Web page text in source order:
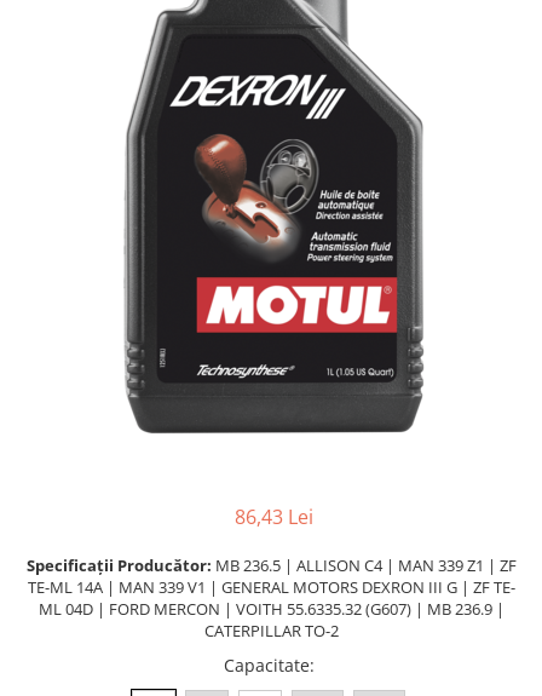
Lichide Întreținere
Lichide Întreținere Autoturisme
Lichide Întreținere Camioane
Lichide Întreținere Motociclete
Lichide Întreținere Utilaje
86,43 Lei
Specificații Producător: MB 236.5 | ALLISON C4 | MAN 339 Z1 | ZF
TE-ML 14A | MAN 339 V1 | GENERAL MOTORS DEXRON III G | ZF TE-
ML 04D | FORD MERCON | VOITH 55.6335.32 (G607) | MB 236.9 |
CATERPILLAR TO-2
Capacitate: